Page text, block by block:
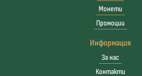
Монети
Промоции
Информация
За нас
Контакти